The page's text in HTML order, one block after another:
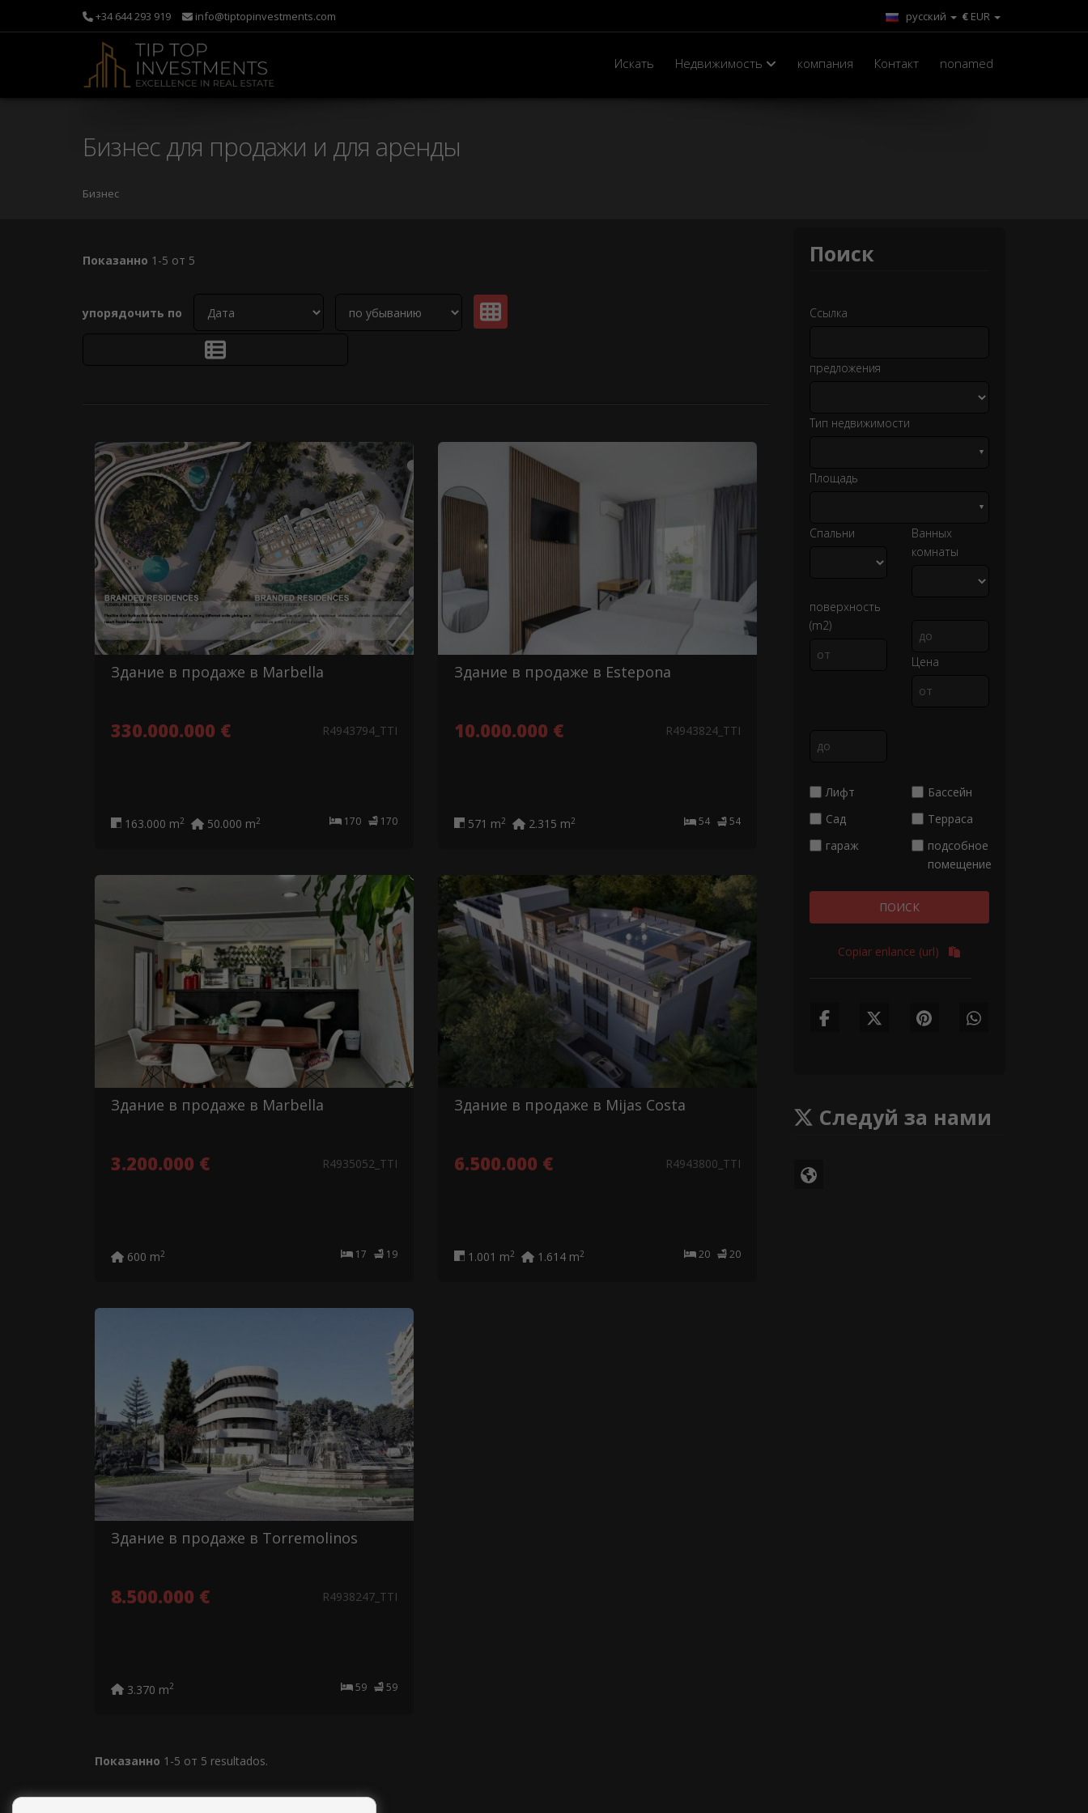
+34 644 293 919 info@tiptopinvestments.com € EUR
русский
Искать Недвижимость компания Контакт nonamed
Бизнес для продажи и для аренды
Бизнес
Показанно 1-5 от 5
упорядочить по
Здание в продаже в Marbella
330.000.000 € R4943794_TTI
170 170
163.000 m2 50.000 m2
Здание в продаже в Estepona
10.000.000 € R4943824_TTI
54 54
571 m2 2.315 m2
Здание в продаже в Marbella
3.200.000 € R4935052_TTI
17 19
600 m2
Здание в продаже в Mijas Costa
6.500.000 € R4943800_TTI
20 20
1.001 m2 1.614 m2
Здание в продаже в Torremolinos
8.500.000 € R4938247_TTI
59 59
3.370 m2
Показанно 1-5 от 5 resultados.
Поиск
Ссылка
предложения
Тип недвижимости
▼
Площадь
▼
Спальни
Ванных
комнаты
поверхность
(m2)
Цена
Лифт
Бассейн
Сад
Терраса
гараж
подсобное
помещение
ПОИСК
Copiar enlance (url)
Следуй за нами